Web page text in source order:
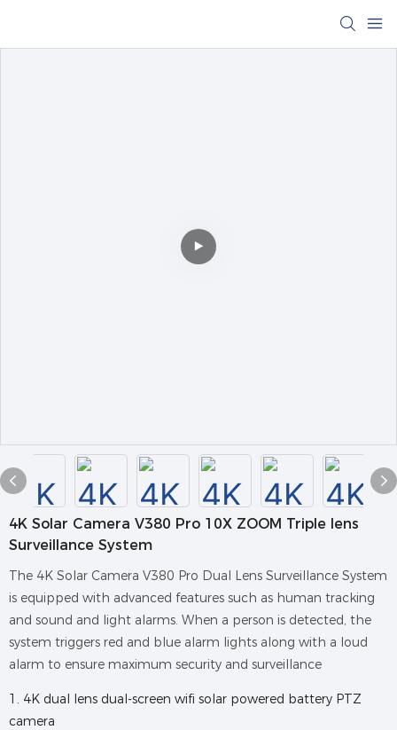
4K Solar Camera V380 Pro 10X ZOOM Triple lens
Surveillance System
The 4K Solar Camera V380 Pro Dual Lens Surveillance System
is equipped with advanced features such as human tracking
and sound and light alarms. When a person is detected, the
system triggers red and blue alarm lights along with a loud
alarm to ensure maximum security and surveillance
1. 4K dual lens dual-screen wifi solar powered battery PTZ
camera